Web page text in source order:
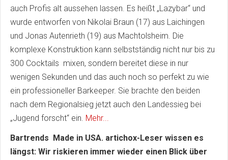
auch Profis alt aussehen lassen. Es heißt „Lazybar“ und
wurde entworfen von Nikolai Braun (17) aus Laichingen
und Jonas Autenrieth (19) aus Machtolsheim. Die
komplexe Konstruktion kann selbstständig nicht nur bis zu
300 Cocktails mixen, sondern bereitet diese in nur
wenigen Sekunden und das auch noch so perfekt zu wie
ein professioneller Barkeeper. Sie brachte den beiden
nach dem Regionalsieg jetzt auch den Landessieg bei
„Jugend forscht“ ein. Mehr...
Bartrends Made in USA. artichox-Leser wissen es
längst: Wir riskieren immer wieder einen Blick über